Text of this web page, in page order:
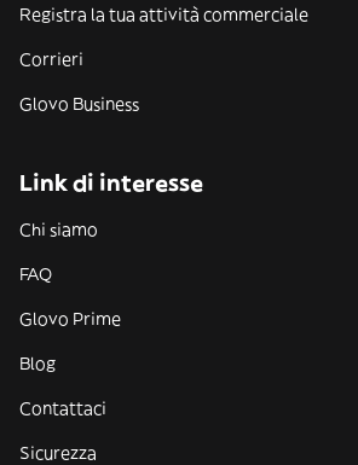
Registra la tua attività commerciale
Corrieri
Glovo Business
Link di interesse
Chi siamo
FAQ
Glovo Prime
Blog
Contattaci
Sicurezza